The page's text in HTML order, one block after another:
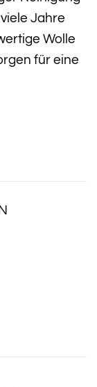
Jahre
Wolle
für eine